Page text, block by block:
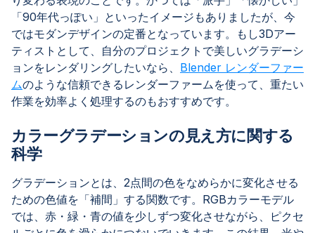
「90年代っぽい」といったイメージもありましたが、今
ではモダンデザインの定番となっています。もし3Dアー
ティストとして、自分のプロジェクトで美しいグラデーシ
ョンをレンダリングしたいなら、 Blender レンダーファー
ムのような信頼できるレンダーファームを使って、重たい
作業を効率よく処理するのもおすすめです。
カラーグラデーションの見え方に関する
科学
グラデーションとは、2点間の色をなめらかに変化させる
ための色値を「補間」する関数です。RGBカラーモデル
では、赤・緑・青の値を少しずつ変化させながら、ピクセ